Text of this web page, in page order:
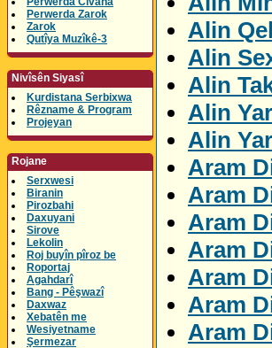
Perwerda Zarok
Zarok
Qutîya Muzîkê-3
Nivîsên Siyasî
Kurdistana Serbixwa
Rêzname & Program
Projeyan
Rojane
Serxwesi
Biranin
Pirozbahi
Daxuyani
Sirove
Lekolin
Roj buyîn pîroz be
Roportaj
Agahdarî
Bang - Pêşwazî
Daxwaz
Xebatên me
Wesiyetname
Şermezar
Alin
Alin
Alin
Alin
Alin
Aram
Aram
Aram
Aram
Aram
Aram
Aram